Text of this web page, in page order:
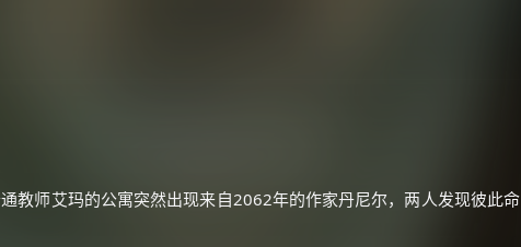
教师艾玛的公寓突然出现来自2062年的作家丹尼尔，两人发现彼此命